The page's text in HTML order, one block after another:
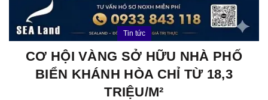
Tin tức
CƠ HỘI VÀNG SỞ HỮU NHÀ PHỐ
BIỂN KHÁNH HÒA CHỈ TỪ 18,3
TRIỆU/M²